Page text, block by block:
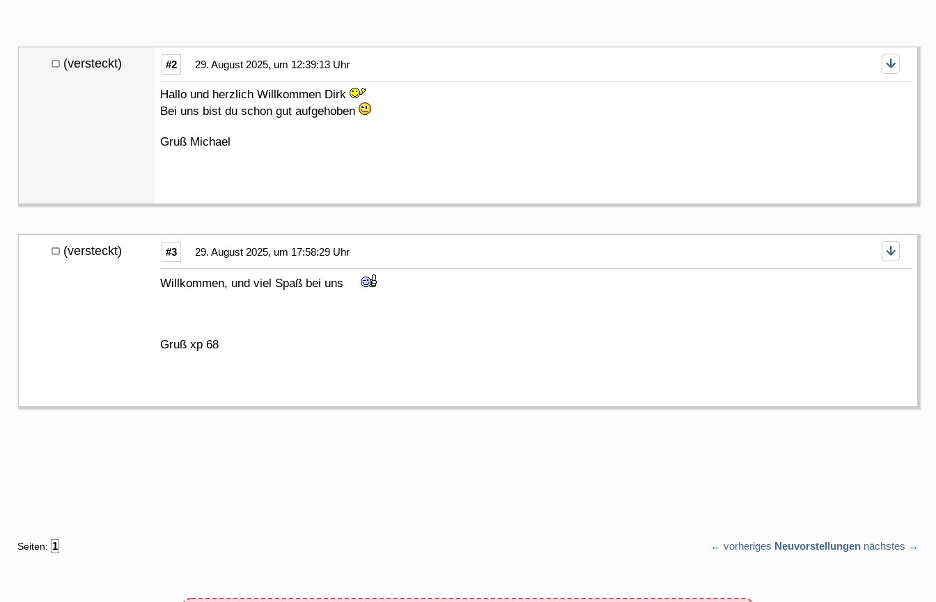
(versteckt) #2 29. August 2025, um 12:39:13 Uhr
Hallo und herzlich Willkommen Dirk
Bei uns bist du schon gut aufgehoben
Gruß Michael
(versteckt) #3 29. August 2025, um 17:58:29 Uhr
Willkommen, und viel Spaß bei uns
Gruß xp 68
Seiten: 1 ← vorheriges Neuvorstellungen nächstes →